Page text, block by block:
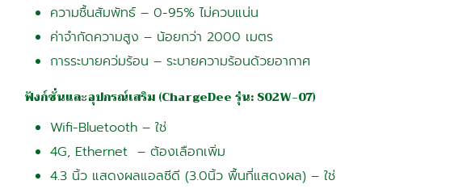
ความชื้นสัมพัทธ์ – 0-95% ไม่ควบแน่น
ค่าจำกัดความสูง – น้อยกว่า 2000 เมตร
การระบายคว่มร้อน – ระบายความร้อนด้วยอากาศ
ฟังก์ชั่นและอุปกรณ์เสริม (ChargeDee รุ่น: S02W-07)
Wifi-Bluetooth – ใช่
4G, Ethernet – ต้องเลือกเพิ่ม
4.3 นิ้ว แสดงผลแอลซีดี (3.0นิ้ว พื้นที่แสดงผล) – ใช่